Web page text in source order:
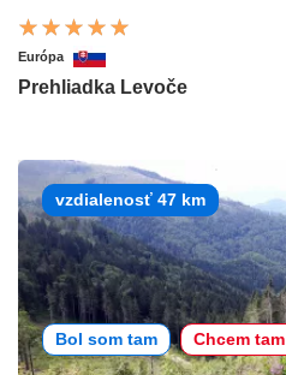
Európa
Prehliadka Levoče
vzdialenosť 47 km
Bol som tam Chcem tam